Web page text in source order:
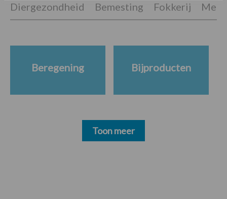
Diergezondheid Bemesting Fokkerij
Beregening Bijproducten
Toon meer